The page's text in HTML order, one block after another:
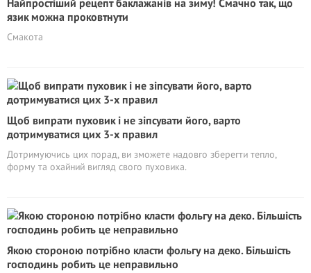
Найпростіший рецепт баклажанів на зиму! Смачно так, що
язик можна проковтнути
Смакота
Щоб випрати пуховик і не зіпсувати його, варто
дотримуватися цих 3-х правил
Дотримуючись цих порад, ви зможете надовго зберегти тепло,
форму та охайний вигляд свого пуховика.
Якою стороною потрібно класти фольгу на деко. Більшість
господинь робить це неправильно